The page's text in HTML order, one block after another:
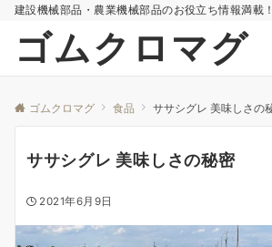
建設機械部品・農業機械部品のお役立ち情報満載
ゴムクロマグ
ゴムクロマグ 食品 ササシグレ 美味しさの
ササシグレ 美味しさの秘密
2021年6月9日